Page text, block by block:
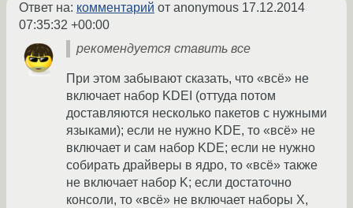
Ответ на: комментарий от anonymous 17.12.2014
07:35:32 +00:00
рекомендуется ставить все
При этом забывают сказать, что «всё» не
включает набор KDEI (оттуда потом
доставляются несколько пакетов с нужными
языками); если не нужно KDE, то «всё» не
включает и сам набор KDE; если не нужно
собирать драйверы в ядро, то «всё» также
не включает набор K; если достаточно
консоли, то «всё» не включает наборы X,